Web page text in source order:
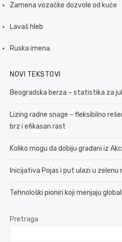
Zamena vozačke dozvole od kuće
Lavaš hleb
Ruska imena
NOVI TEKSTOVI
Beogradska berza – statistika za
Lizing radne snage – fleksibilno
brz i efikasan rast
Koliko mogu da dobiju građani iz
Inicijativa Pojas i put ulazi u zelenu
Tehnološki pioniri koji menjaju
Pretraga